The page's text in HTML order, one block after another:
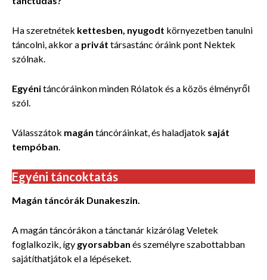
Ha szeretnétek kettesben, nyugodt környezetben tanulni
táncolni, akkor a privát társastánc óráink pont Nektek
szólnak.
Egyénitáncóráinkon minden Rólatok és a közös élményről
szól.
Válasszátok magán táncóráinkat, és haladjatok saját
tempóban.
Egyéni táncoktatás
Magán táncórák Dunakeszin.
A magán táncórákon a tánctanár kizárólag Veletek
foglalkozik, így gyorsabban és személyre szabottabban
sajátíthatjátok el a lépéseket.